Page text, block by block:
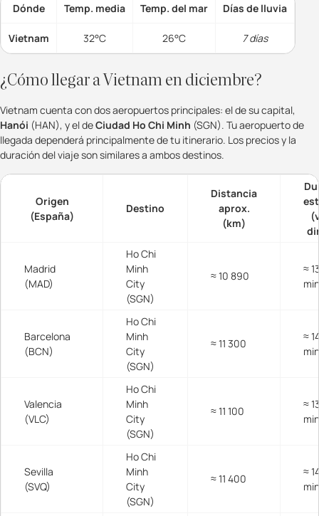
Dónde Temp. media Temp. del mar Días de lluvia
Vietnam 32°C 26°C 7 días
¿Cómo llegar a Vietnam en diciembre?
Vietnam cuenta con dos aeropuertos principales: el de su capital,
Hanói (HAN), y el deCiudad Ho Chi Minh (SGN). Tu aeropuerto de
llegada dependerá principalmente de tu itinerario. Los precios y la
duración del viaje son similares a ambos destinos.
Origen
(España)
Destino
Distancia
aprox.
(km)
Madrid
(MAD)
Ho Chi
Minh
City
(SGN)
≈ 10 890
≈
min
Barcelona
(BCN)
Ho Chi
Minh
City
(SGN)
≈ 11 300
≈
min
Valencia
(VLC)
Ho Chi
Minh
City
(SGN)
≈ 11 100
≈
min
Sevilla
(SVQ)
Ho Chi
Minh
City
(SGN)
≈ 11 400
≈
min